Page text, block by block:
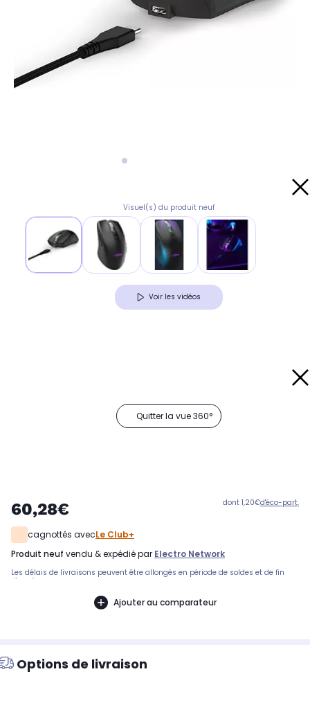
Visuel(s) du produit neuf
Voir les vidéos
Quitter la vue 360°
60,28€ dont 1,20€d'éco-part.
cagnottés avecLe Club+
produit neuf vendu & expédié par Electro Network
Les délais de livraisons peuvent être allongés en période de soldes et de fin
d'année.
Ajouter au comparateur
Options de livraison